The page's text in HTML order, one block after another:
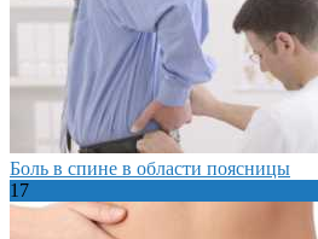
Боль в спине в области поясницы
17